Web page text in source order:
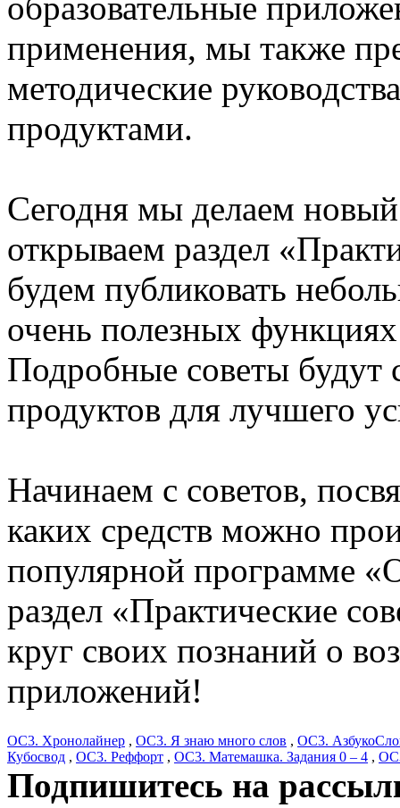
применения, мы также
методические
продуктами.
Сегодня мы делаем
открываем раздел
будем публиковать
очень полезных
Подробные советы будут
продуктов для лучшего
Начинаем с советов,
каких средств можно
популярной программе
раздел «Практические
круг своих познаний о
приложений!
ОС3. Хронолайнер , ОС3. Я знаю много слов , ОС3.
Кубосвод , ОС3. Реффорт , ОС3. Матемашка. Задания 0 – 4 ,
Подпишитесь на